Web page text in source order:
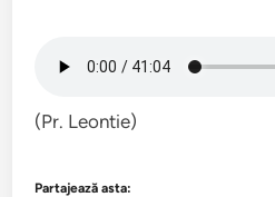
(Pr. Leontie)
Partajează asta: